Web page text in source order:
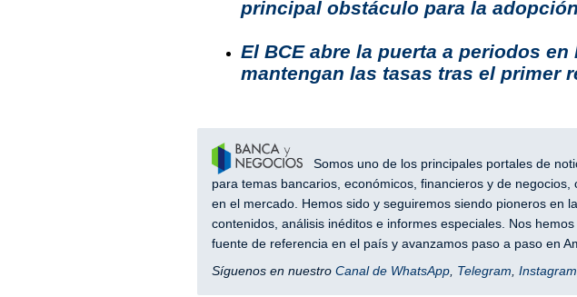
principal obstáculo para la
El BCE abre la puerta a periodos en
mantengan las tasas tras el primer
Somos uno de los principales portales de
para temas bancarios, económicos, financieros y de negocios,
en el mercado. Hemos sido y seguiremos siendo pioneros en
contenidos, análisis inéditos e informes especiales. Nos
fuente de referencia en el país y avanzamos paso a paso en
Síguenos en nuestro Canal de WhatsApp, Telegram, Instagram